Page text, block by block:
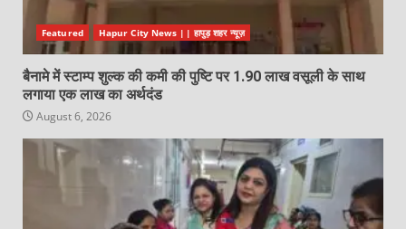
Featured Hapur City News || हापुड़ शहर न्यूज़
बैनामे में स्टाम्प शुल्क की कमी की पुष्टि पर 1.90 लाख वसूली के साथ
लगाया एक लाख का अर्थदंड
August 6, 2026